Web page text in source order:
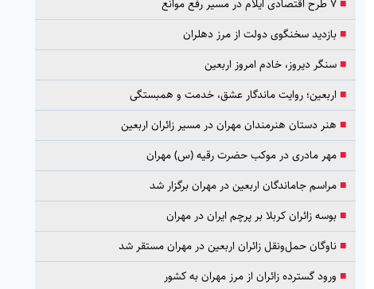
■۷ طرح اقتصادی ایلام در مسیر رفع موانع
■بازدید سخنگوی دولت از مرز دهلران
■سنگر دیروز، خادم امروز اربعین
■ اربعین؛ روایت ماندگار عشق، خدمت و همبستگی
■ هنر دستان هنرمندان مهران در مسیر زائران اربعین
■مهر مادری در موکب حضرت رقیه (س) مهران
■مراسم جاماندگان اربعین در مهران برگزار شد
■بوسه زائران کربلا بر پرچم ایران در مهران
■ناوگان حمل‌ونقل زائران اربعین در مهران مستقر شد
■ ورود گسترده زائران از مرز مهران به کشور